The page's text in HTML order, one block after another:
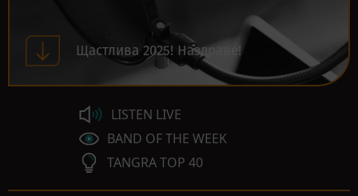
Щастлива 2025! Наздраве!
LISTEN LIVE
BAND OF THE WEEK
TANGRA TOP 40